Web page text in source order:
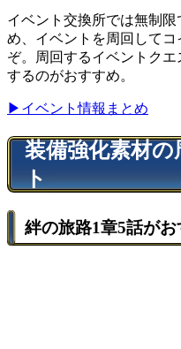
イベント交換所では無制
め、イベントを周回して
ぞ。周回するイベントク
するのがおすすめ。
▶︎イベント情報まとめ
装備強化素材
ト
絆の旅路1章5話がお